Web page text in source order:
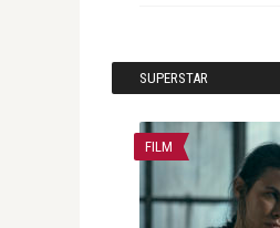
SUPERSTAR
FILM